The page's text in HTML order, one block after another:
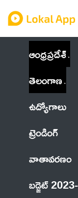
ఆంధ్రప్రదేశ్
తెలంగాణ
ఉద్యోగాలు
ట్రెండింగ్
వాతావరణం
బడ్జెట్